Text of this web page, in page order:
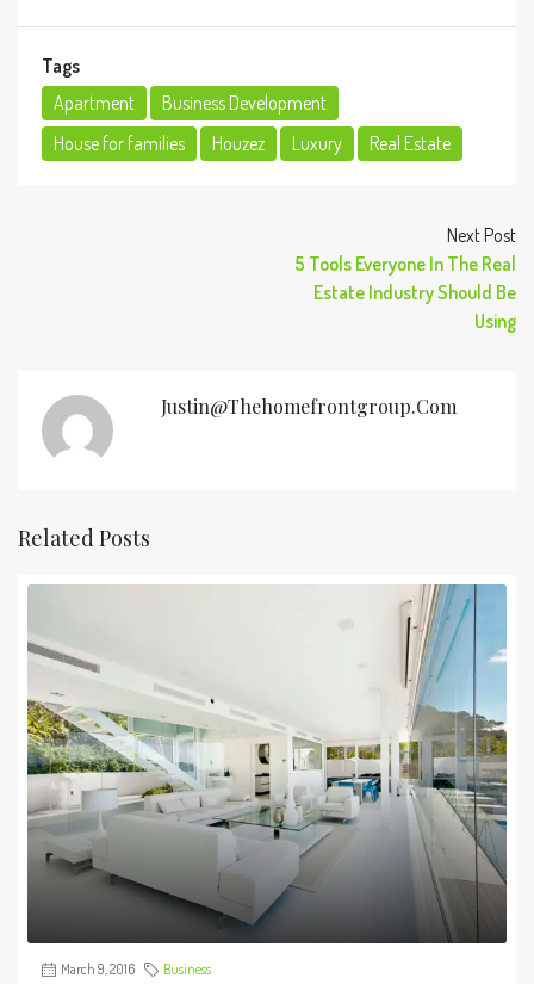
Tags
Apartment
Business Development
House for families
Houzez Luxury Real Estate
Next Post
5 Tools Everyone In The Real
Estate Industry Should Be
Using
Justin@thehomefrontgroup.com
Related Posts
March 9, 2016 Business